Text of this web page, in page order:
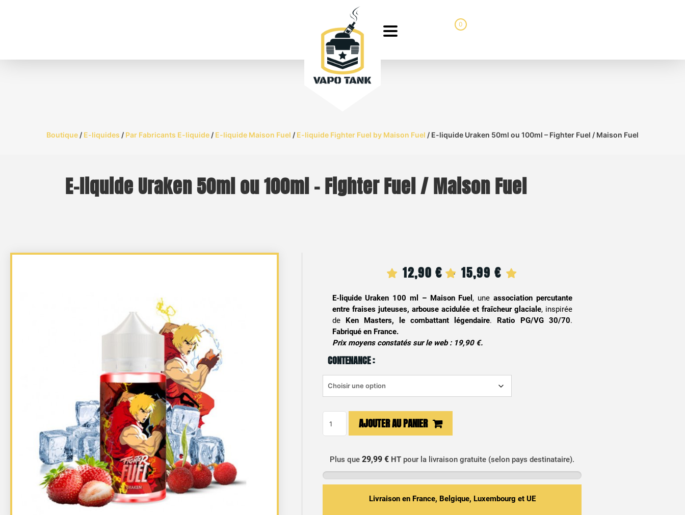
0
Boutique / E-liquides / Par Fabricants E-liquide / E-liquide Maison Fuel / E-liquide Fighter Fuel by Maison Fuel / E-liquide Uraken 50ml ou 100ml – Fighter Fuel / Maison Fuel
E-liquide Uraken 50ml ou 100ml – Fighter Fuel / Maison Fuel
12,90€ – 15,99€ Plage
de
prix :
15,99 €
E-liquide Uraken 100 ml – Maison Fuel , une association percutante
entre fraises juteuses, arbouse acidulée et fraîcheur glaciale, inspirée
de Ken Masters, le combattant légendaire. Ratio PG/VG 30/70.
Fabriqué en France.
Prix moyens constatés sur le web : 19,90 €.
CONTENANCE :
liquide
50ml
AJOUTER AU PANIER
Plus que29,99 € HT pour la livraison gratuite (selon pays destinataire).
Livraison en France, Belgique, Luxembourg et UE